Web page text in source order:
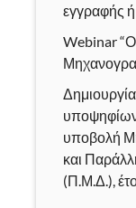
εγγραφής
Webinar
υποβολή
και
(Π.Μ.Δ.),